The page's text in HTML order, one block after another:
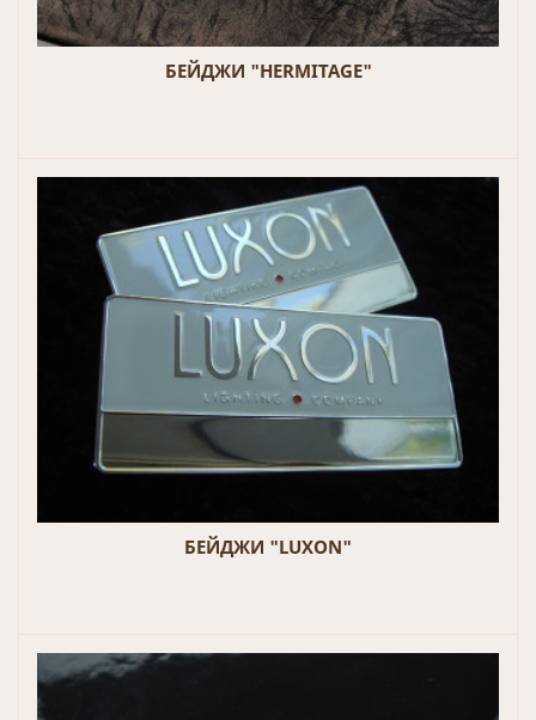
БЕЙДЖИ "HERMITAGE"
БЕЙДЖИ "LUXON"